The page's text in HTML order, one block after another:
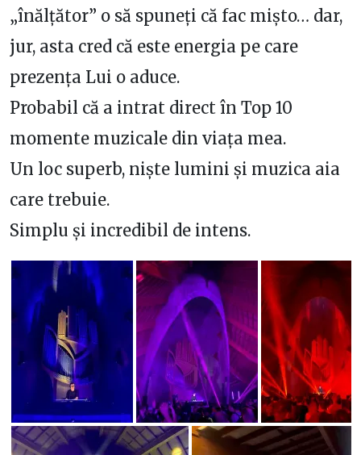
„înălțător” o să spuneți că fac mișto… dar,
jur, asta cred că este energia pe care
prezența Lui o aduce.
Probabil că a intrat direct în Top 10
momente muzicale din viața mea.
Un loc superb, niște lumini și muzica aia
care trebuie.
Simplu și incredibil de intens.